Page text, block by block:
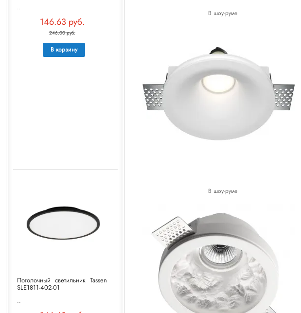
..
146.63 руб.
246.00 руб.
В корзину
Потолочный светильник Tassen
SLE1811-402-01
..
В шоу-руме
В шоу-руме